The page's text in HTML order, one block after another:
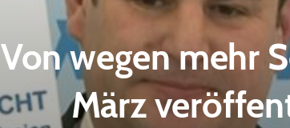
Von wegen mehr
März